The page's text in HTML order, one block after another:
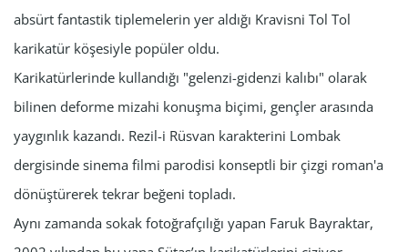
absürt fantastik tiplemelerin yer aldığı Kravisni Tol Tol
karikatür köşesiyle popüler oldu.
Karikatürlerinde kullandığı "gelenzi-gidenzi kalıbı" olarak
bilinen deforme mizahi konuşma biçimi, gençler arasında
yaygınlık kazandı. Rezil-i Rüsvan karakterini Lombak
dergisinde sinema filmi parodisi konseptli bir çizgi roman'a
dönüştürerek tekrar beğeni topladı.
Aynı zamanda sokak fotoğrafçılığı yapan Faruk Bayraktar,